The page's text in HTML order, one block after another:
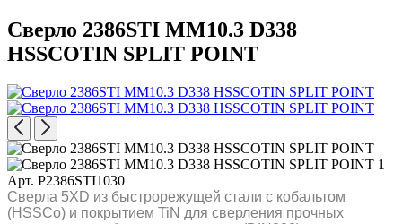
Сверло 2386STI MM10.3 D338
HSSCOTIN SPLIT POINT
Арт. P2386STI1030
Сверла 5XD из быстрорежущей стали с кобальтом
(HSSCo) и покрытием TiN для сверления прочных